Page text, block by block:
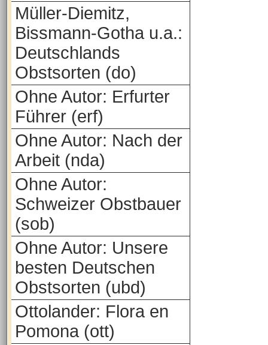
Müller-Diemitz,
Bissmann-Gotha u.a.:
Deutschlands
Obstsorten (do)
Ohne Autor: Erfurter
Führer (erf)
Ohne Autor: Nach der
Arbeit (nda)
Ohne Autor:
Schweizer Obstbauer
(sob)
Ohne Autor: Unsere
besten Deutschen
Obstsorten (ubd)
Ottolander: Flora en
Pomona (ott)